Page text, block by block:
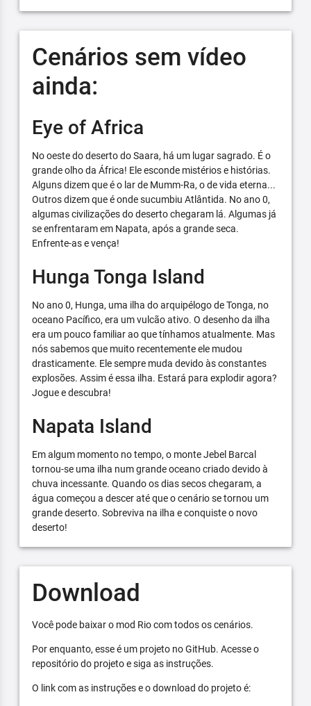
Cenários sem vídeo
ainda:
Eye of Africa
No oeste do deserto do Saara, há um lugar sagrado. É o
grande olho da África! Ele esconde mistérios e histórias.
Alguns dizem que é o lar de Mumm-Ra, o de vida eterna...
Outros dizem que é onde sucumbiu Atlântida. No ano 0,
algumas civilizações do deserto chegaram lá. Algumas já
se enfrentaram em Napata, após a grande seca.
Enfrente-as e vença!
Hunga Tonga Island
No ano 0, Hunga, uma ilha do arquipélogo de Tonga, no
oceano Pacífico, era um vulcão ativo. O desenho da ilha
era um pouco familiar ao que tínhamos atualmente. Mas
nós sabemos que muito recentemente ele mudou
drasticamente. Ele sempre muda devido às constantes
explosões. Assim é essa ilha. Estará para explodir agora?
Jogue e descubra!
Napata Island
Em algum momento no tempo, o monte Jebel Barcal
tornou-se uma ilha num grande oceano criado devido à
chuva incessante. Quando os dias secos chegaram, a
água começou a descer até que o cenário se tornou um
grande deserto. Sobreviva na ilha e conquiste o novo
deserto!
Download
Você pode baixar o mod Rio com todos os cenários.
Por enquanto, esse é um projeto no GitHub. Acesse o
repositório do projeto e siga as instruções.
O link com as instruções e o download do projeto é: